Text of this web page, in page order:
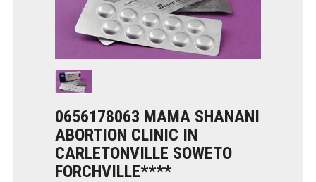
0656178063 MAMA SHANANI
ABORTION CLINIC IN
CARLETONVILLE SOWETO
FORCHVILLE****